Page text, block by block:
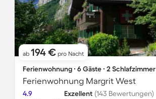
ab 194 € pro Nacht
Ferienwohnung ∙ 6 Gäste ∙ 2 Schlafzimmer
Ferienwohnung Margrit West
4.9 Exzellent (143 Bewertungen)